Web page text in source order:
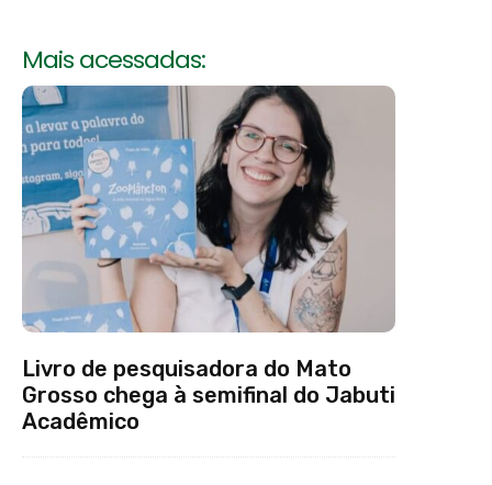
Mais acessadas:
Livro de pesquisadora do Mato
Grosso chega à semifinal do Jabuti
Acadêmico